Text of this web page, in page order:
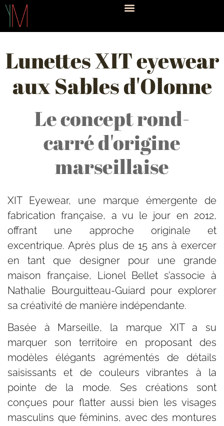
Lunettes XIT eyewear
aux Sables d'Olonne
Le concept rond-
carré d'origine
marseillaise
XIT Eyewear, une marque émergente de
fabrication française, a vu le jour en 2012,
offrant une approche originale et
excentrique. Après plus de 15 ans à exercer
en tant que designer pour une grande
maison française, Lionel Bellet s’associe à
Nathalie Bourguitteau-Guiard pour explorer
sa créativité de manière indépendante.
Basée à Marseille, la marque XIT a su
marquer son territoire en proposant des
modèles élégants agrémentés de détails
saisissants et de couleurs vibrantes à la
pointe de la mode. Ses créations sont
conçues pour flatter aussi bien les visages
masculins que féminins, avec des montures